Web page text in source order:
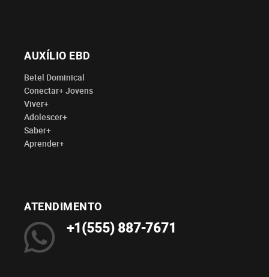
AUXÍLIO EBD
Betel Dominical
Conectar+ Jovens
Viver+
Adolescer+
Saber+
Aprender+
ATENDIMENTO
+1(555) 887-7671